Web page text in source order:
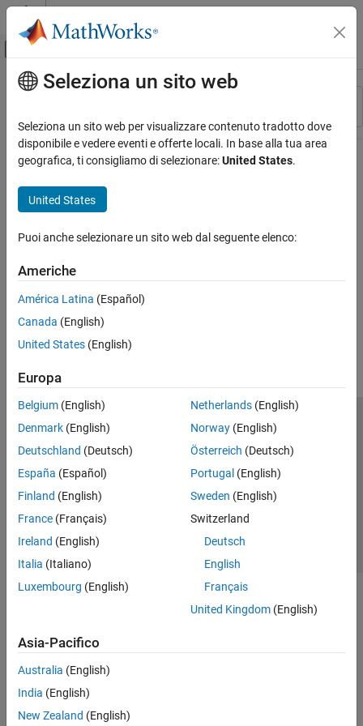
Vai al contenuto
Attiva/disattiva menu di navigazione
Risorsa
Stato
Contenuto principale
Seleziona un sito web
Seleziona un sito web per visualizzare contenuto tradotto dove
disponibile e vedere eventi e offerte locali. In base alla tua area
geografica, ti consigliamo di selezionare:United States.
United States
Puoi anche selezionare un sito web dal seguente elenco:
Americhe
América Latina (Español)
Canada (English)
United States (English)
Europa
Belgium (English)
Denmark (English)
Deutschland (Deutsch)
España (Español)
Finland (English)
France (Français)
Ireland (English)
Italia (Italiano)
Luxembourg (English)
Netherlands(English)
Norway(English)
Österreich (Deutsch)
Portugal (English)
Sweden (English)
Switzerland
Deutsch
English
Français
United Kingdom(English)
Asia-Pacifico
Australia (English)
India (English)
New Zealand (English)
Centro di fiducia
Informativa sulla privacy
Antipirateria
Stato dell'applicazione
Contatti
© 1994-2026 The MathWorks, Inc.